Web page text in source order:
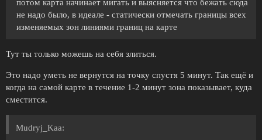
потом карта начинает мигать и выясняется что бежать сюда
не надо было, в идеале - статически отмечать границы всех
изменяемых зон линиями границ на карте
Тут ты только можешь на себя злиться.
Это надо уметь не вернутся на точку спустя 5 минут. Так ещё и
когда на самой карте в течение 1-2 минут зона показывает, куда
сместится.
Mudryj_Kaa: